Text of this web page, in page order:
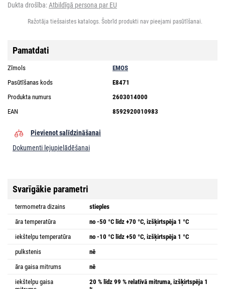
Dukta drošība:Atbildīgā persona par EU
Ražotāja tiešsaistes katalogs. Šobrīd produkti nav pieejami pasūtīšanai.
Pamatdati
Zīmols
EMOS
Pasūtīšanas kods
E8471
Produkta numurs
2603014000
EAN
8592920010983
Pievienot salīdzināšanai
Dokumenti lejupielādēšanai
Svarīgākie parametri
termometra dizains
stieples
āra temperatūra
no -50 °C līdz +70 °C, izšķirtspēja 1 °C
iekštelpu temperatūra
no -10 °C līdz +50 °C, izšķirtspēja 1 °C
pulkstenis
nē
āra gaisa mitrums
nē
iekštelpu gaisa
20 % līdz 99 % relatīvā mitruma, izšķirtspēja 1